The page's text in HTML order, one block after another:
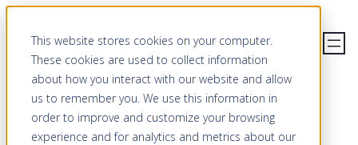
This website stores cookies on your computer.
These cookies are used to collect information
about how you interact with our website and allow
us to remember you. We use this information in
order to improve and customize your browsing
experience and for analytics and metrics about our